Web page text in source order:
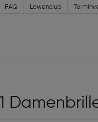
FAQ Löwenclub